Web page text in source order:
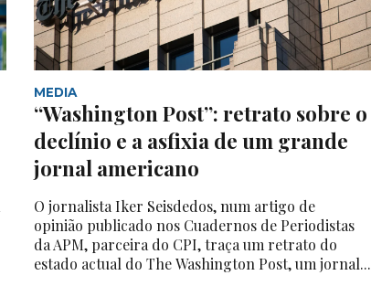
MEDIA
“Washington Post”: retrato sobre o
declínio e a asfixia de um grande
jornal americano
O jornalista Iker Seisdedos, num artigo de
opinião publicado nos Cuadernos de Periodistas
da APM, parceira do CPI, traça um retrato do
estado actual do The Washington Post, um jornal...